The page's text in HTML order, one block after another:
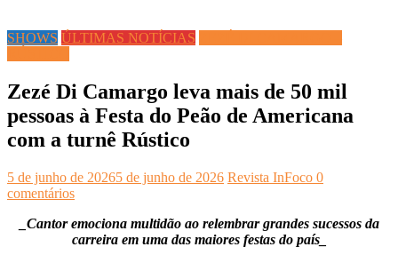
SHOWS ÚLTIMAS NOTÍCIAS
Zezé Di Camargo leva mais de 50 mil
pessoas à Festa do Peão de Americana
com a turnê Rústico
5 de junho de 20265 de junho de 2026 Revista InFoco 0
comentários
_Cantor emociona multidão ao relembrar grandes sucessos da
carreira em uma das maiores festas do país_